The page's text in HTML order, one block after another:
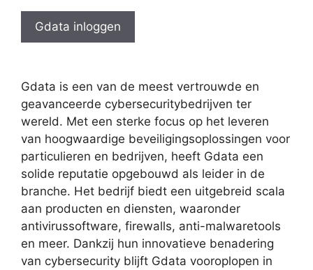
Gdata inloggen
Gdata is een van de meest vertrouwde en
geavanceerde cybersecuritybedrijven ter
wereld. Met een sterke focus op het leveren
van hoogwaardige beveiligingsoplossingen voor
particulieren en bedrijven, heeft Gdata een
solide reputatie opgebouwd als leider in de
branche. Het bedrijf biedt een uitgebreid scala
aan producten en diensten, waaronder
antivirussoftware, firewalls, anti-malwaretools
en meer. Dankzij hun innovatieve benadering
van cybersecurity blijft Gdata vooroplopen in